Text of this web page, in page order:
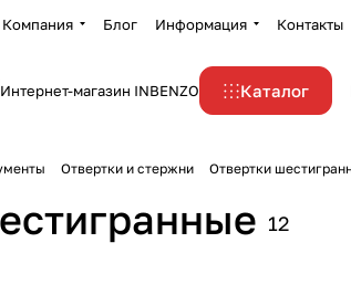
Компания Блог Информация Контакты
Интернет-магазин INBENZO Каталог
Отвертки и стержни Отвертки
12